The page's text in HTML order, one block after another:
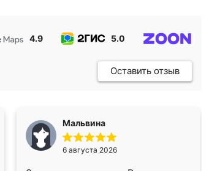
4.9 5.0
Оставить отзыв
Мальвина
6 августа 2026